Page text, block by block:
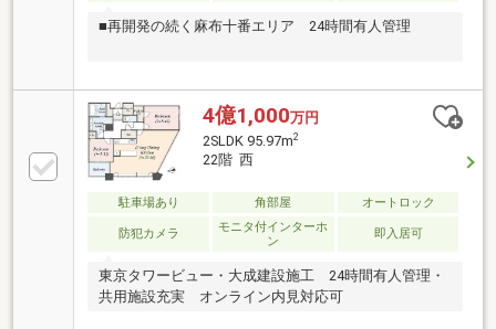
■再開発の続く麻布十番エリア 24時間有人管理
4億1,000万円
2SLDK 95.97m2
22階 西
駐車場あり 角部屋 オートロック
防犯カメラ
モニタ付インターホ
ン
即入居可
東京タワービュー・大成建設施工 24時間有人管理・
共用施設充実 オンライン内見対応可